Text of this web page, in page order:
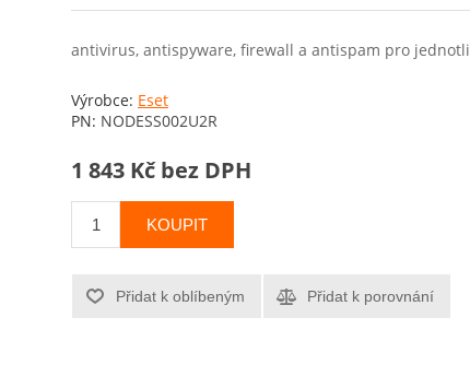
antivirus, antispyware, firewall a antispam pro
Výrobce: Eset
PN: NODESS002U2R
1 843 Kč bez DPH
KOUPIT
Přidat k oblíbeným Přidat k porovnání